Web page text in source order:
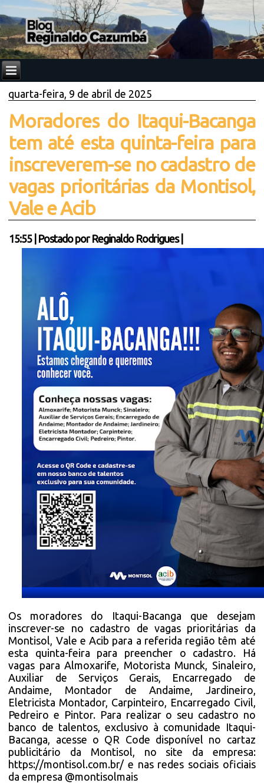
quarta-feira, 9 de abril de 2025
Moradores do Itaqui-Bacanga
tem até esta quinta-feira para
inscreverem-se no cadastro de
vagas prioritárias da Montisol,
Vale e Acib
15:55| Postado por Reginaldo Rodrigues
Os moradores do Itaqui-Bacanga que desejam
inscrever-se no cadastro de vagas prioritárias da
Montisol, Vale e Acib para a referida região têm até
esta quinta-feira para preencher o cadastro. Há
vagas para Almoxarife, Motorista Munck, Sinaleiro,
Auxiliar de Serviços Gerais, Encarregado de
Andaime, Montador de Andaime, Jardineiro,
Eletricista Montador, Carpinteiro, Encarregado Civil,
Pedreiro e Pintor. Para realizar o seu cadastro no
banco de talentos, exclusivo à comunidade Itaqui-
Bacanga, acesse o QR Code disponível no cartaz
publicitário da Montisol, no site da empresa:
https://montisol.com.br/e nas redes sociais oficiais
da empresa @montisolmais